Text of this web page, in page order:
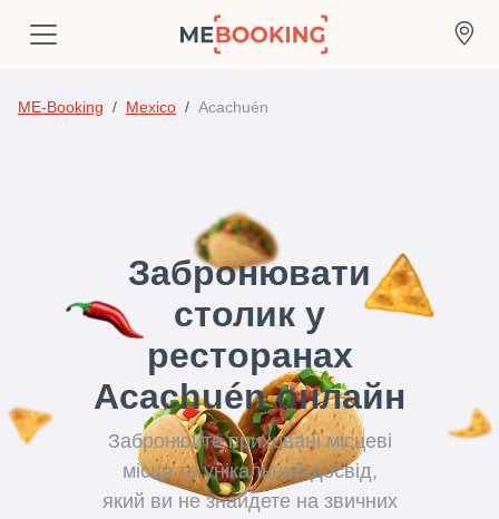
ME-Booking Mexico Acachuén
Забронювати
столик у
ресторанах
Acachuén онлайн
Забронюйте приховані місцеві
місця та унікальний досвід,
який ви не знайдете на звичних